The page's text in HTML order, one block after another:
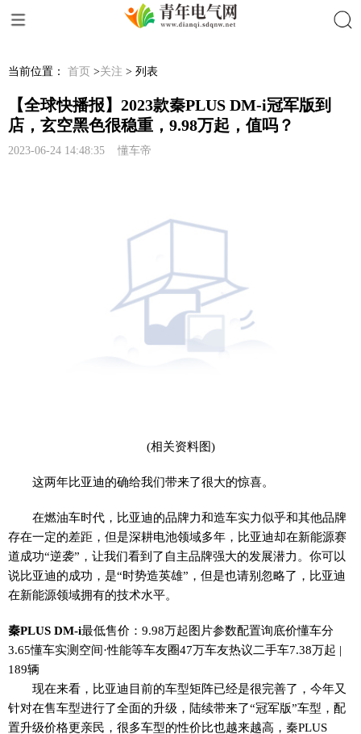
当前位置： 首页 >关注 > 列表
【全球快播报】2023款秦PLUS DM-i冠军版到
店，玄空黑色很稳重，9.98万起，值吗？
2023-06-24 14:48:35 懂车帝
(相关资料图)
这两年比亚迪的确给我们带来了很大的惊喜。
在燃油车时代，比亚迪的品牌力和造车实力似乎和其他品牌
存在一定的差距，但是深耕电池领域多年，比亚迪却在新能源赛
道成功“逆袭”，让我们看到了自主品牌强大的发展潜力。你可以
说比亚迪的成功，是“时势造英雄”，但是也请别忽略了，比亚迪
在新能源领域拥有的技术水平。
秦PLUS DM-i最低售价：9.98万起图片参数配置询底价懂车分
3.65懂车实测空间·性能等车友圈47万车友热议二手车7.38万起 |
189辆
现在来看，比亚迪目前的车型矩阵已经是很完善了，今年又
针对在售车型进行了全面的升级，陆续带来了“冠军版”车型，配
置升级价格更亲民，很多车型的性价比也越来越高，秦PLUS